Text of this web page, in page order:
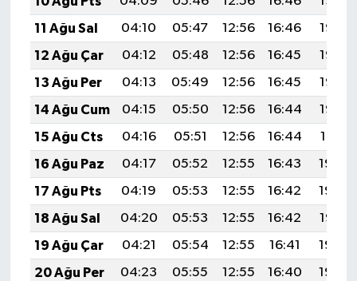
11 Ağu Sal
04:10 05:47 12:56 16:46
19:56
12 Ağu Çar
04:12 05:48 12:56 16:45
19:55
13 Ağu Per
04:13 05:49 12:56 16:45
19:53
14 Ağu Cum
04:15 05:50 12:56 16:44
19:52
15 Ağu Cts
04:16 05:51 12:56 16:44
19:51
16 Ağu Paz
04:17 05:52 12:55 16:43
19:49
17 Ağu Pts
04:19 05:53 12:55 16:42
19:48
18 Ağu Sal
04:20 05:53 12:55 16:42
19:47
19 Ağu Çar
04:21 05:54 12:55 16:41
19:45
20 Ağu Per
04:23 05:55 12:55 16:40
19:44